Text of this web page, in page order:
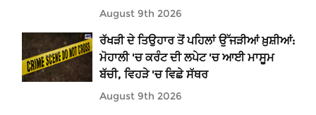
August 9th 2026
ਰੱਖੜੀ ਦੇ ਤਿਉਹਾਰ ਤੋਂ ਪਹਿਲਾਂ ਉੱਜੜੀਆਂ ਖ਼ੁਸ਼ੀਆਂ:
ਮੋਹਾਲੀ 'ਚ ਕਰੰਟ ਦੀ ਲਪੇਟ 'ਚ ਆਈ ਮਾਸੂਮ
ਬੱਚੀ, ਵਿਹੜੇ 'ਚ ਵਿਛੇ ਸੱਥਰ
August 9th 2026